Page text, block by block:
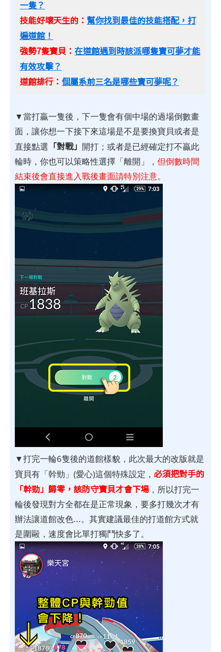
一隻？
技能好壞天生的： 幫你找到最佳的技能搭配，打
遍道館！
強勢7隻寶貝： 在道館遇到時該派哪隻寶可夢才能
有效攻擊？
道館排行： 個屬系前三名是哪些寶可夢呢？
▼當打贏一隻後，下一隻會有個中場的過場倒數畫
面，讓你想一下接下來這場是不是要換寶貝或者是
直接點選 「對戰」 開打；或者是已經確定打不贏此
輪時，你也可以策略性選擇「離開」， 但倒數時間
結束後會直接進入戰後畫面請特別注意。
▼打完一輪6隻後的道館樣貌，此次最大的改版就是
寶貝有「幹勁」(愛心)這個特殊設定， 必須把對手的
「幹勁」歸零，該防守寶貝才會下場 ，所以打完一
輪後發現對方全都在是正常現象，要多打幾次才有
辦法讓道館改色...。其實建議最佳的打道館方式就
是圍毆，速度會比單打獨鬥快多了。